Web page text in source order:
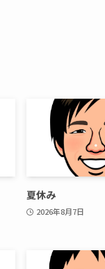
夏休み
2026年8月7日